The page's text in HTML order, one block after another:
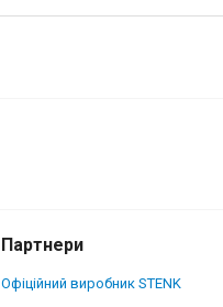
Партнери
Офіційний виробник STENK